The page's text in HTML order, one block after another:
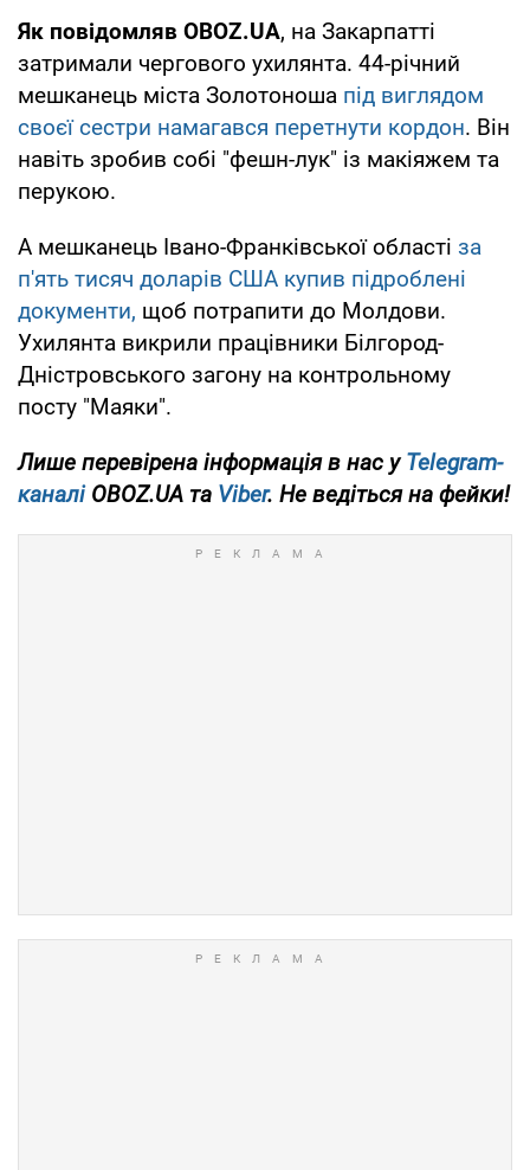
Як повідомляв OBOZ.UA, на Закарпатті
затримали чергового ухилянта. 44-річний
мешканець міста Золотоноша під виглядом
своєї сестри намагався перетнути кордон. Він
навіть зробив собі "фешн-лук" із макіяжем та
перукою.
А мешканець Івано-Франківської області за
п'ять тисяч доларів США купив підроблені
документи, щоб потрапити до Молдови.
Ухилянта викрили працівники Білгород-
Дністровського загону на контрольному
посту "Маяки".
Лише перевірена інформація в нас уTelegram-
каналіOBOZ.UA та Viber. Не ведіться на фейки!